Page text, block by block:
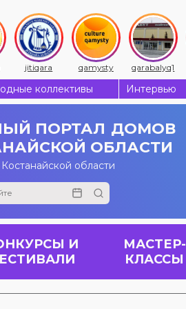
jitiqara qamysty qarabalyq1
коллективы Интервью
ПОРТАЛ ДОМОВ
ОБЛАСТИ
области
И
МАСТЕР-
КЛАССЫ